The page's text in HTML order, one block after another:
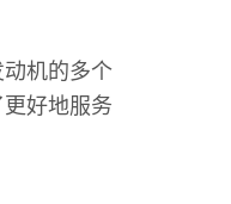
机的多个
好地服务